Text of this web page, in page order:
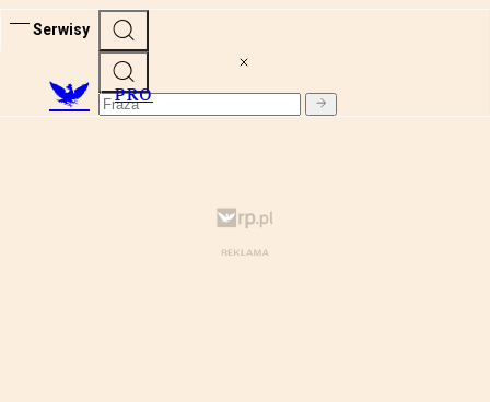
Serwisy
PRO